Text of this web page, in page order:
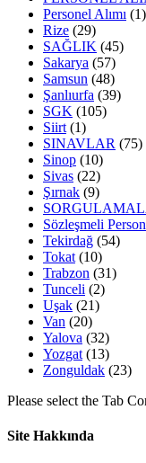
Personel Alımı (1)
Rize (29)
SAĞLIK (45)
Sakarya (57)
Samsun (48)
Şanlıurfa (39)
SGK (105)
Siirt (1)
SINAVLAR (75)
Sinop (10)
Sivas (22)
Şırnak (9)
Sözleşmeli
Tekirdağ (54)
Tokat (10)
Trabzon (31)
Tunceli (2)
Uşak (21)
Van (20)
Yalova (32)
Yozgat (13)
Zonguldak (23)
Please select the Tab
Site Hakkında